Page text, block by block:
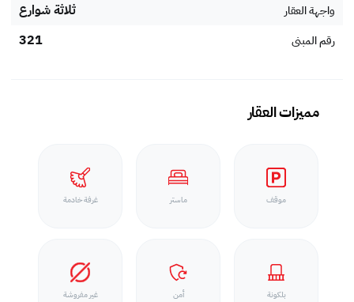
واجهة العقار ثلاثة شوارع
رقم المبنى 321
مميزات العقار
موقف ماستر غرفة خادمة
بلكونة أمن غير مفروشة